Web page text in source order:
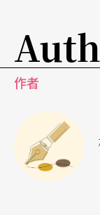
结之时，只有
者，只有失败
地影射著伊拉
然深刻，近年
两国人民的芥
作者